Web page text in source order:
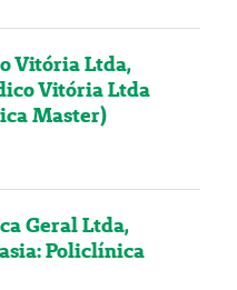
Vitória Ltda,
Vitória Ltda
Master)
Geral Ltda,
Policlínica